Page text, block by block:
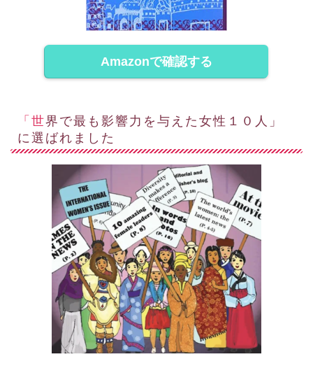
Amazonで確認する
「世界で最も影響力を与えた女性１０人」
に選ばれました